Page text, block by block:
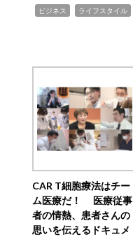
ビジネス ライフスタイル
CAR T細胞療法はチー
ム医療だ！ 医療従事
者の情熱、患者さんの
思いを伝えるドキュメ